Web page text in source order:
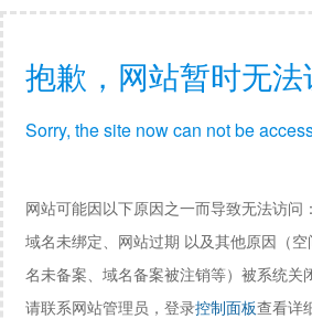
抱歉，网站暂时无法
Sorry, the site now can not be
网站可能因以下原因之一而导致无法访问：
域名未绑定、网站过期 以及其他原因（
名未备案、域名备案被注销等）被系统关
请联系网站管理员，登录控制面板查看详